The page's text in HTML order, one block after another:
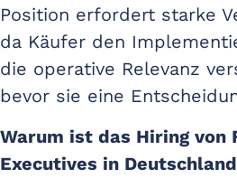
Position erfordert starke
da Käufer den
die operative Relevanz
bevor sie eine
Warum ist das Hiring von
Executives in